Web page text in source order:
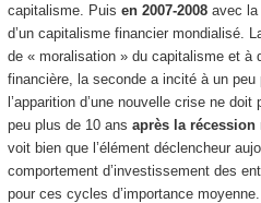
capitalisme. Puis en 2007-2008avec la
d’un capitalisme financier mondialisé.
de « moralisation » du capitalisme et à
financière, la seconde a incité à un
l’apparition d’une nouvelle crise ne
peu plus de 10 ans après la récession
voit bien que l’élément déclencheur
comportement d’investissement des
pour ces cycles d’importance